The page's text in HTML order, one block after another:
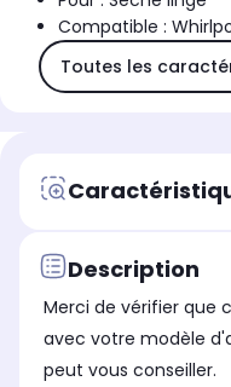
Compatible :
Toutes les
Description
Merci de vérifier que
avec votre modèle
peut vous conseiller.